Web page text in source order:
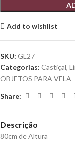
Add to wishlist
SKU: GL27
Categorias: Castiçal,
OBJETOS PARA VELA
Share:
Descrição
80cm de Altura